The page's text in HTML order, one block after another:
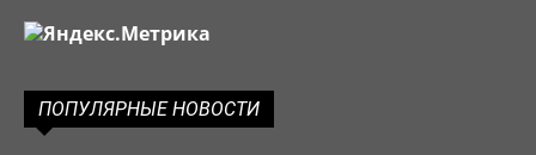
ПОПУЛЯРНЫЕ НОВОСТИ